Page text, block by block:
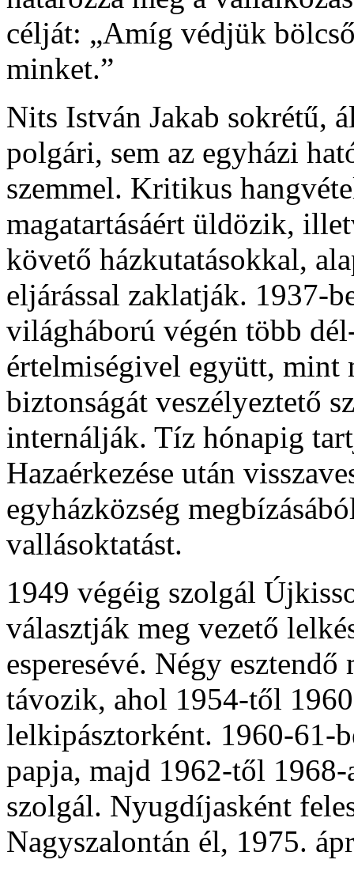
célját: „Amíg védjük
minket.”
Nits István Jakab sokrétű,
polgári, sem az egyházi
szemmel. Kritikus
magatartásáért üldözik,
követő házkutatásokkal,
eljárással zaklatják. 1937-
világháború végén több
értelmiségivel együtt, mint
biztonságát veszélyeztető
internálják. Tíz hónapig
Hazaérkezése után
egyházközség
vallásoktatást.
1949 végéig szolgál
választják meg vezető
esperesévé. Négy
távozik, ahol 1954-től
lelkipásztorként. 1960-61-
papja, majd 1962-től
szolgál. Nyugdíjasként
Nagyszalontán él, 1975.